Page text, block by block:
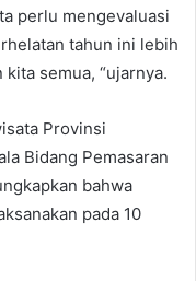
perlu mengevaluasi
tahun ini lebih
semua, “ujarnya.
Provinsi
Bidang Pemasaran
bahwa
pada 10